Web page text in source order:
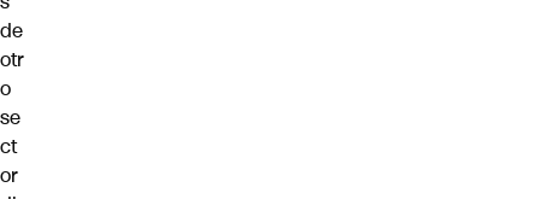
de
otr
o
se
ct
or